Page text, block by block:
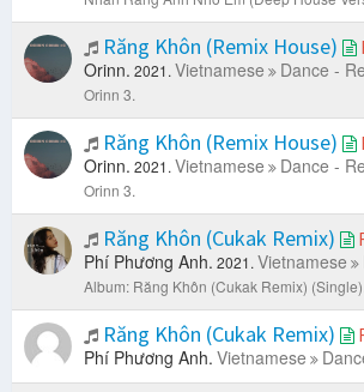
Răng Khôn (Remix House)
Orinn. 2021. Vietnamese Dance -
Orinn 3.
Răng Khôn (Remix House)
Orinn. 2021. Vietnamese Dance -
Orinn 3.
Răng Khôn (Cukak Remix)
Phí Phương Anh. 2021. Vietnamese
Album: Răng Khôn (Cukak Remix) (Single).
Răng Khôn (Cukak Remix)
Phí Phương Anh. Vietnamese